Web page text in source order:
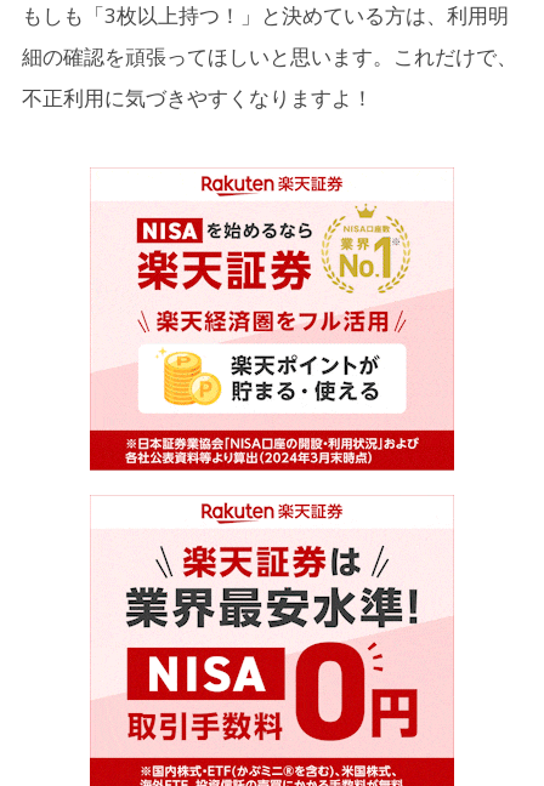
もしも「3枚以上持つ！」と決めている方は、利用明
細の確認を頑張ってほしいと思います。これだけで、
不正利用に気づきやすくなりますよ！